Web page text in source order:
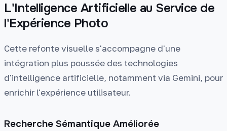
L'Intelligence Artificielle au Service de
l'Expérience Photo
Cette refonte visuelle s'accompagne d'une
intégration plus poussée des technologies
d'intelligence artificielle, notamment via Gemini, pour
enrichir l'expérience utilisateur.
Recherche Sémantique Améliorée